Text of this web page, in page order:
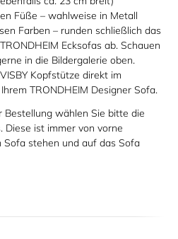
Füße – wahlweise in Metall
Farben – runden schließlich das
Ecksofas ab. Schauen
in die Bildergalerie oben.
Kopfstütze direkt im
TRONDHEIM Designer Sofa.
Bestellung wählen Sie bitte die
Diese ist immer von vorne
Sofa stehen und auf das Sofa